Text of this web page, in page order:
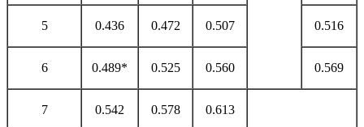
5 0.436 0.472 0.507 0.516
6 0.489* 0.525 0.560 0.569
7 0.542 0.578 0.613